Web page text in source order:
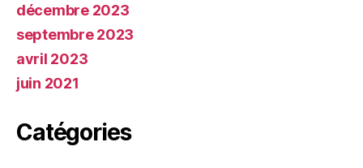
décembre 2023
septembre 2023
avril 2023
juin 2021
Catégories